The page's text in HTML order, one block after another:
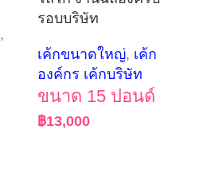
,
รอบบริษัท
เค้กขนาดใหญ่, เค้ก
องค์กร เค้กบริษัท
ขนาด 15 ปอนด์
฿13,000